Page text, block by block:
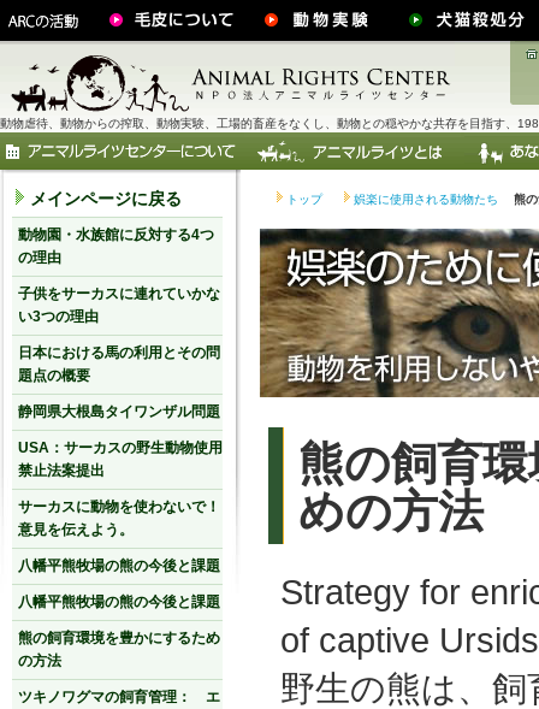
動物虐待、動物からの搾取、動物実験、工場的畜産をなくし、動物との穏やかな共存を目指す、
トップ 娯楽に使用される動物たち 熊
熊の飼育
めの方法
Strategy for
of captive
野生の熊は、
メインページに戻る
動物園・水族館に反対する4つ
の理由
子供をサーカスに連れていかな
い3つの理由
日本における馬の利用とその問
題点の概要
静岡県大根島タイワンザル問題
USA：サーカスの野生動物使用
禁止法案提出
サーカスに動物を使わないで！
意見を伝えよう。
八幡平熊牧場の熊の今後と課題
八幡平熊牧場の熊の今後と課題
熊の飼育環境を豊かにするため
の方法
ツキノワグマの飼育管理： エ